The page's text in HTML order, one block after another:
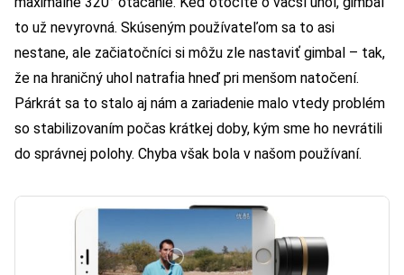
to už nevyrovná. Skúseným používateľom sa to asi
nestane, ale začiatočníci si môžu zle nastaviť gimbal – tak,
že na hraničný uhol natrafia hneď pri menšom natočení.
Párkrát sa to stalo aj nám a zariadenie malo vtedy problém
so stabilizovaním počas krátkej doby, kým sme ho nevrátili
do správnej polohy. Chyba však bola v našom používaní.